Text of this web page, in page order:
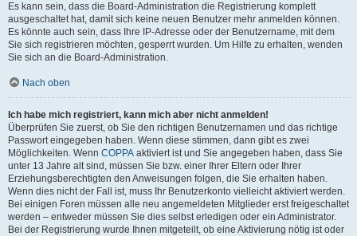
Es kann sein, dass die Board-Administration die Registrierung komplett
ausgeschaltet hat, damit sich keine neuen Benutzer mehr anmelden können.
Es könnte auch sein, dass Ihre IP-Adresse oder der Benutzername, mit dem
Sie sich registrieren möchten, gesperrt wurden. Um Hilfe zu erhalten, wenden
Sie sich an die Board-Administration.
Nach oben
Ich habe mich registriert, kann mich aber nicht anmelden!
Überprüfen Sie zuerst, ob Sie den richtigen Benutzernamen und das richtige
Passwort eingegeben haben. Wenn diese stimmen, dann gibt es zwei
Möglichkeiten. Wenn COPPA aktiviert ist und Sie angegeben haben, dass Sie
unter 13 Jahre alt sind, müssen Sie bzw. einer Ihrer Eltern oder Ihrer
Erziehungsberechtigten den Anweisungen folgen, die Sie erhalten haben.
Wenn dies nicht der Fall ist, muss Ihr Benutzerkonto vielleicht aktiviert werden.
Bei einigen Foren müssen alle neu angemeldeten Mitglieder erst freigeschaltet
werden – entweder müssen Sie dies selbst erledigen oder ein Administrator.
Bei der Registrierung wurde Ihnen mitgeteilt, ob eine Aktivierung nötig ist oder